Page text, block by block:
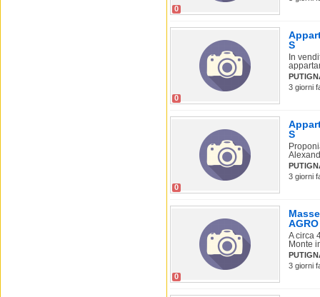
0
0
S
In
3 giorni
0
S
3 giorni
0
AGRO
A circa
Monte
3 giorni